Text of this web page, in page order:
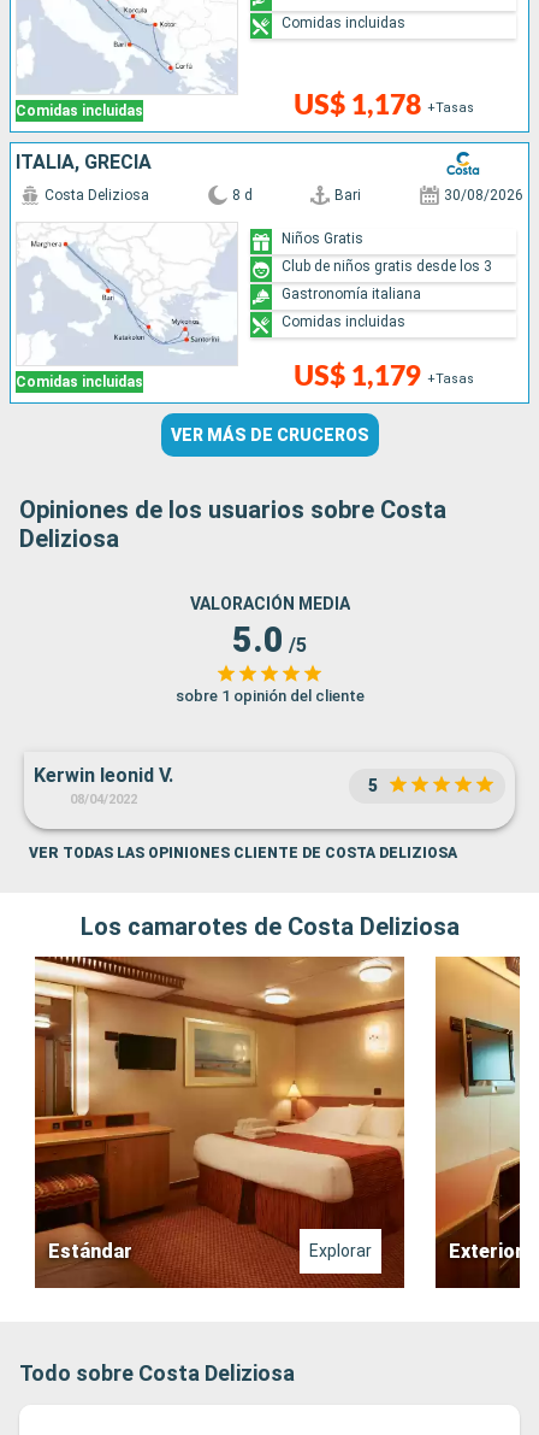
Comidas incluidas US$ 1,178 +Tasas
Comidas incluidas
ITALIA, GRECIA
Comidas incluidas
Costa Deliziosa 8 d Bari 30/08/2026
US$ 1,179 +Tasas
Niños Gratis
Club de niños gratis desde los 3
Gastronomía italiana
Comidas incluidas
VER MÁS DE CRUCEROS
Opiniones de los usuarios sobre Costa
Deliziosa
VALORACIÓN MEDIA
5.0 /5
sobre 1 opinión del cliente
Kerwin leonid V.
08/04/2022
5
VER TODAS LAS OPINIONES CLIENTE DE COSTA DELIZIOSA
Los camarotes de Costa Deliziosa
Estándar Explorar Exterior
Todo sobre Costa Deliziosa